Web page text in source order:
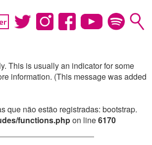
This is usually an indicator for some
information. (This message was added
que não estão registradas: bootstrap.
functions.phpon line6170